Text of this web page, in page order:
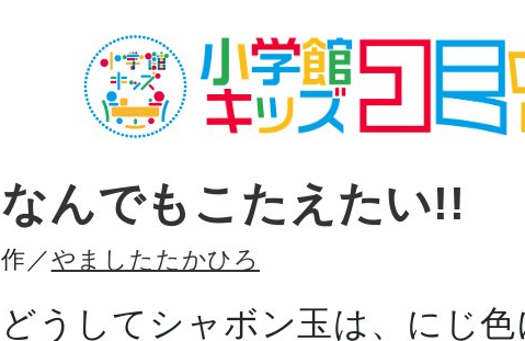
なんでもこたえたい!!
作／やましたたかひろ
どうしてシャボン玉は、にじ色